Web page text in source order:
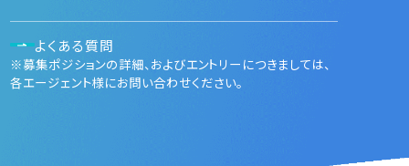
よくある質問
※募集ポジションの詳細、およびエントリーにつきましては、
各エージェント様にお問い合わせください。